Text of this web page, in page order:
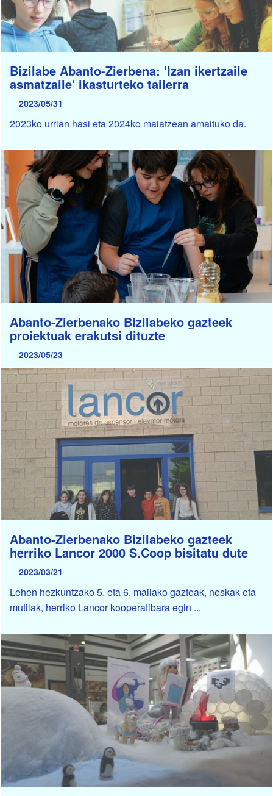
Bizilabe Abanto-Zierbena: 'Izan ikertzaile
asmatzaile' ikasturteko tailerra
2023/05/31
2023ko urrian hasi eta 2024ko maiatzean amaituko da.
Abanto-Zierbenako Bizilabeko gazteek
proiektuak erakutsi dituzte
2023/05/23
Abanto-Zierbenako Bizilabeko gazteek
herriko Lancor 2000 S.Coop bisitatu dute
2023/03/21
Lehen hezkuntzako 5. eta 6. mailako gazteak, neskak eta
mutilak, herriko Lancor kooperatibara egin ...